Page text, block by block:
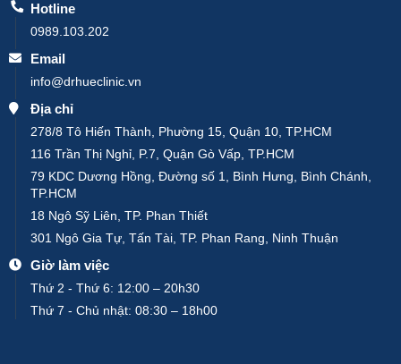
Hotline
0989.103.202
Email
info@drhueclinic.vn
Địa chỉ
278/8 Tô Hiến Thành, Phường 15, Quận 10, TP.HCM
116 Trần Thị Nghỉ, P.7, Quận Gò Vấp, TP.HCM
79 KDC Dương Hồng, Đường số 1, Bình Hưng, Bình Chánh,
TP.HCM
18 Ngô Sỹ Liên, TP. Phan Thiết
301 Ngô Gia Tự, Tấn Tài, TP. Phan Rang, Ninh Thuận
Giờ làm việc
Thứ 2 - Thứ 6: 12:00 – 20h30
Thứ 7 - Chủ nhật: 08:30 – 18h00